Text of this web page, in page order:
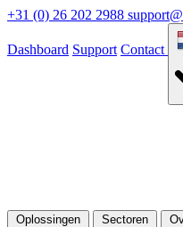
+31 (0) 26 202 2988
Dashboard Support Contact
Oplossingen Sectoren